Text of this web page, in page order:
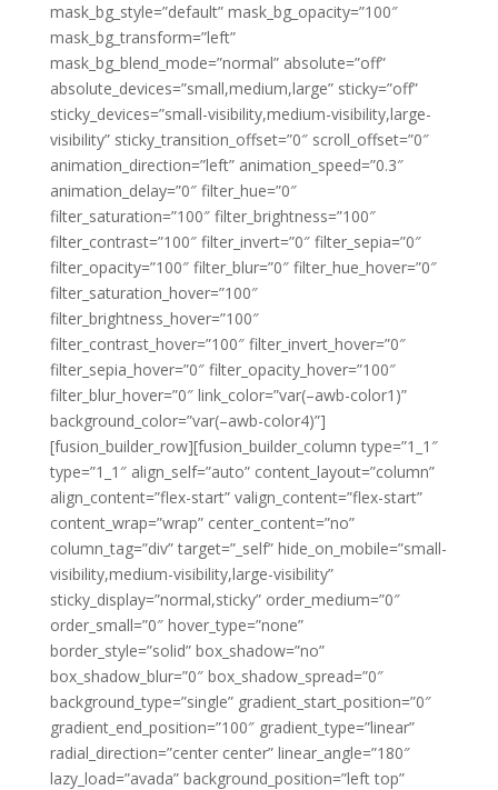
mask_bg_style=”default” mask_bg_opacity=”100″
mask_bg_transform=”left”
mask_bg_blend_mode=”normal” absolute=”off”
absolute_devices=”small,medium,large” sticky=”off”
sticky_devices=”small-visibility,medium-visibility,large-
visibility” sticky_transition_offset=”0″ scroll_offset=”0″
animation_direction=”left” animation_speed=”0.3″
animation_delay=”0″ filter_hue=”0″
filter_saturation=”100″ filter_brightness=”100″
filter_contrast=”100″ filter_invert=”0″ filter_sepia=”0″
filter_opacity=”100″ filter_blur=”0″ filter_hue_hover=”0″
filter_saturation_hover=”100″
filter_brightness_hover=”100″
filter_contrast_hover=”100″ filter_invert_hover=”0″
filter_sepia_hover=”0″ filter_opacity_hover=”100″
filter_blur_hover=”0″ link_color=”var(–awb-color1)”
background_color=”var(–awb-color4)”]
[fusion_builder_row][fusion_builder_column type=”1_1″
type=”1_1″ align_self=”auto” content_layout=”column”
align_content=”flex-start” valign_content=”flex-start”
content_wrap=”wrap” center_content=”no”
column_tag=”div” target=”_self” hide_on_mobile=”small-
visibility,medium-visibility,large-visibility”
sticky_display=”normal,sticky” order_medium=”0″
order_small=”0″ hover_type=”none”
border_style=”solid” box_shadow=”no”
box_shadow_blur=”0″ box_shadow_spread=”0″
background_type=”single” gradient_start_position=”0″
gradient_end_position=”100″ gradient_type=”linear”
radial_direction=”center center” linear_angle=”180″
lazy_load=”avada” background_position=”left top”